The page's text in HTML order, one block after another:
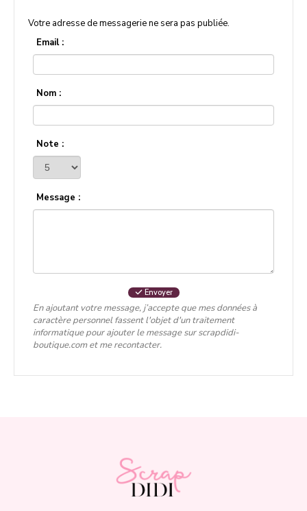
Votre adresse de messagerie ne sera pas publiée.
Email :
Nom :
Note :
Message :
Envoyer
En ajoutant votre message, j’accepte que mes données à
caractère personnel fassent l'objet d'un traitement
informatique pour ajouter le message sur scrapdidi-
boutique.com et me recontacter.